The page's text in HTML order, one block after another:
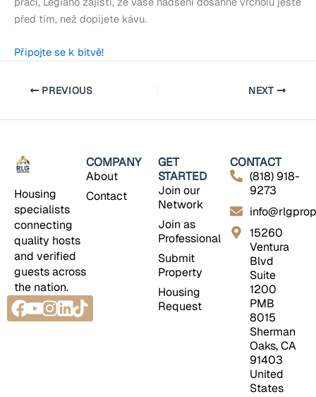
před tím, než dopijete kávu.
Připojte se k bitvě!
PREVIOUS NEXT
Housing
specialists
connecting
quality hosts
and verified
guests across
the nation.
Facebook
Youtube
Instagram
Linkedin
Tiktok
COMPANY
About
Contact
GET
STARTED
Join our
Network
Join as
Professional
Submit
Property
Housing
Request
CONTACT
(818) 918-
9273
15260
Ventura
Blvd
Suite
1200
PMB
8015
Sherman
Oaks, CA
91403
United
States